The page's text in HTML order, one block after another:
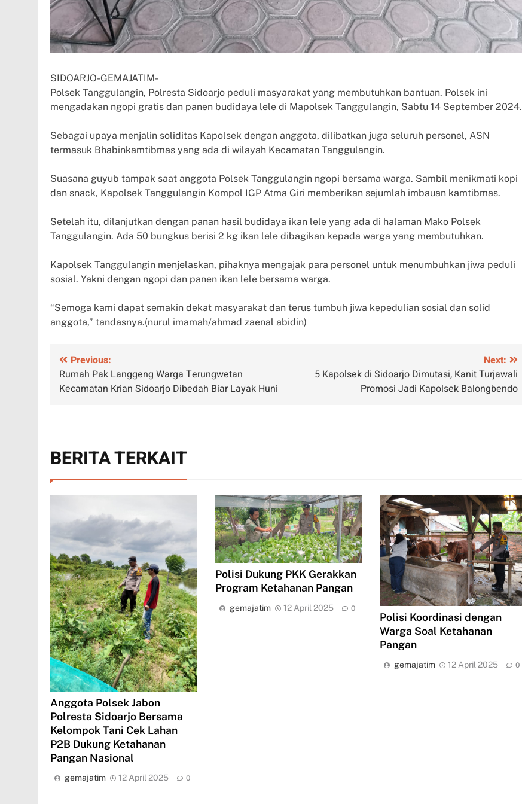
SIDOARJO-GEMAJATIM-
Polsek Tanggulangin, Polresta Sidoarjo peduli masyarakat yang membutuhkan bantuan. Polsek ini
mengadakan ngopi gratis dan panen budidaya lele di Mapolsek Tanggulangin, Sabtu 14 September 2024.
Sebagai upaya menjalin soliditas Kapolsek dengan anggota, dilibatkan juga seluruh personel, ASN
termasuk Bhabinkamtibmas yang ada di wilayah Kecamatan Tanggulangin.
Suasana guyub tampak saat anggota Polsek Tanggulangin ngopi bersama warga. Sambil menikmati kopi
dan snack, Kapolsek Tanggulangin Kompol IGP Atma Giri memberikan sejumlah imbauan kamtibmas.
Setelah itu, dilanjutkan dengan panan hasil budidaya ikan lele yang ada di halaman Mako Polsek
Tanggulangin. Ada 50 bungkus berisi 2 kg ikan lele dibagikan kepada warga yang membutuhkan.
Kapolsek Tanggulangin menjelaskan, pihaknya mengajak para personel untuk menumbuhkan jiwa peduli
sosial. Yakni dengan ngopi dan panen ikan lele bersama warga.
“Semoga kami dapat semakin dekat masyarakat dan terus tumbuh jiwa kepedulian sosial dan solid
anggota,” tandasnya.(nurul imamah/ahmad zaenal abidin)
Navigasi
pos
Previous:
Rumah Pak Langgeng Warga Terungwetan
Kecamatan Krian Sidoarjo Dibedah Biar Layak Huni
Next:
5 Kapolsek di Sidoarjo Dimutasi, Kanit Turjawali
Promosi Jadi Kapolsek Balongbendo
BERITA TERKAIT
Anggota Polsek Jabon
Polresta Sidoarjo Bersama
Kelompok Tani Cek Lahan
P2B Dukung Ketahanan
Pangan Nasional
gemajatim 12 April 2025 0
Polisi Dukung PKK Gerakkan
Program Ketahanan Pangan
gemajatim 12 April 2025 0
Polisi Koordinasi dengan
Warga Soal Ketahanan
Pangan
gemajatim 12 April 2025 0